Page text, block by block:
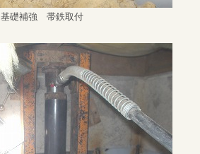
基礎補強 帯鉄取付